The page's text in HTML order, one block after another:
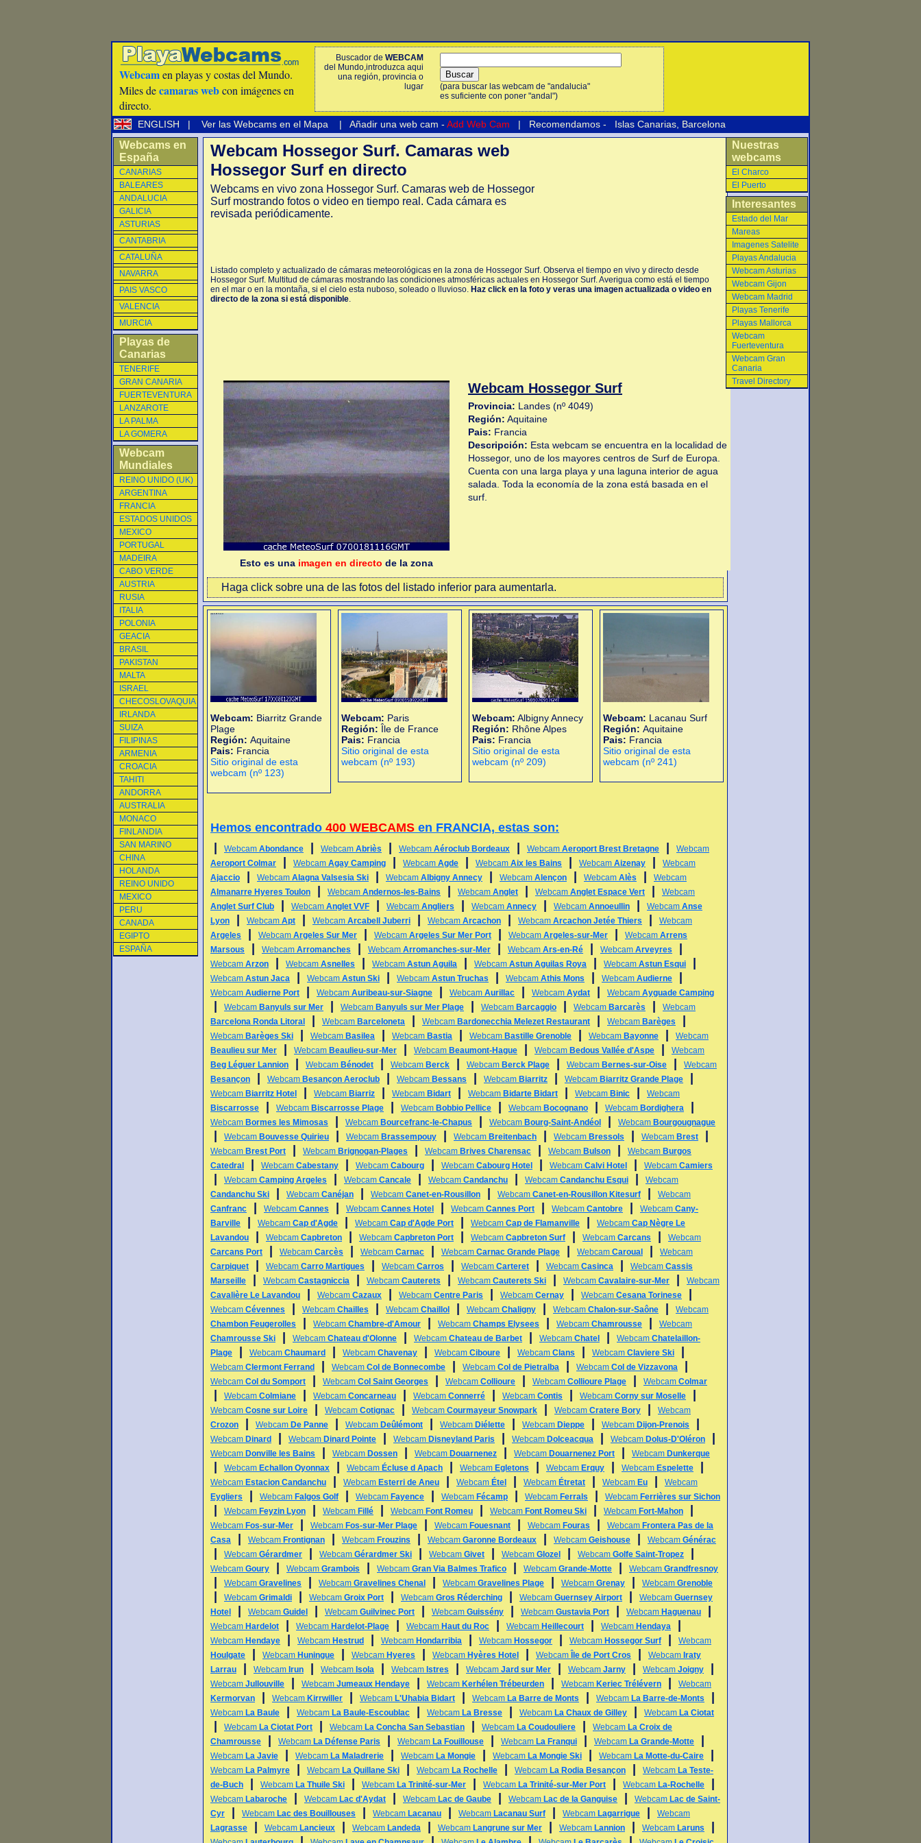
Webcamen playas y costas del Mundo.
Miles decamaras webcon imágenes en
directo.
Buscador de WEBCAM
del Mundo,introduzca aqui
una región, provincia o
lugar
(para buscar las webcam de "andalucia"
es suficiente con poner "andal")
ENGLISH | Ver las Webcams en el Mapa | Añadir una web cam - Add Web Cam | Recomendamos - Islas Canarias Barcelona
Webcams en
España
CANARIAS
BALEARES
ANDALUCIA
GALICIA
ASTURIAS
CANTABRIA
CATALUÑA
NAVARRA
PAIS VASCO
VALENCIA
MURCIA
Playas de
Canarias
TENERIFE
GRAN CANARIA
FUERTEVENTURA
LANZAROTE
LA PALMA
LA GOMERA
Webcam
Mundiales
REINO UNIDO (UK)
ARGENTINA
FRANCIA
ESTADOS UNIDOS
MEXICO
PORTUGAL
MADEIRA
CABO VERDE
AUSTRIA
RUSIA
ITALIA
POLONIA
GEACIA
BRASIL
PAKISTAN
MALTA
ISRAEL
CHECOSLOVAQUIA
IRLANDA
SUIZA
FILIPINAS
ARMENIA
CROACIA
TAHITI
ANDORRA
AUSTRALIA
MONACO
FINLANDIA
SAN MARINO
CHINA
HOLANDA
REINO UNIDO
MEXICO
PERU
CANADA
EGIPTO
ESPAÑA
Webcam Hossegor Surf. Camaras web
Hossegor Surf en directo
Webcams en vivo zona Hossegor Surf. Camaras web de Hossegor
Surf mostrando fotos o video en tiempo real. Cada cámara es
revisada periódicamente.
Listado completo y actualizado de cámaras meteorológicas en la zona de Hossegor Surf. Observa el tiempo en vivo y directo desde
Hossegor Surf. Multitud de cámaras mostrando las condiciones atmosféricas actuales en Hossegor Surf. Averigua como está el tiempo
en el mar o en la montaña, si el cielo esta nuboso, soleado o lluvioso. Haz click en la foto y veras una imagen actualizada o video en
directo de la zona si está disponible.
Esto es una imagen en directo de la zona
Webcam Hossegor Surf
Provincia: Landes (nº 4049)
Región: Aquitaine
Pais: Francia
Descripción: Esta webcam se encuentra en la localidad de
Hossegor, uno de los mayores centros de Surf de Europa.
Cuenta con una larga playa y una laguna interior de agua
salada. Toda la economía de la zona está basada en el
surf.
Haga click sobre una de las fotos del listado inferior para aumentarla.
Webcam: Biarritz Grande
Plage
Región: Aquitaine
Pais: Francia
Sitio original de esta
webcam (nº 123)
Webcam: Paris
Región: Île de France
Pais: Francia
Sitio original de esta
webcam (nº 193)
Webcam: Albigny Annecy
Región: Rhône Alpes
Pais: Francia
Sitio original de esta
webcam (nº 209)
Webcam: Lacanau Surf
Región: Aquitaine
Pais: Francia
Sitio original de esta
webcam (nº 241)
Hemos encontrado 400 WEBCAMS en FRANCIA, estas son:
Webcam Abondance Webcam Abriès Webcam Aéroclub Bordeaux Webcam Aeroport Brest Bretagne
Webcam
Aeroport Colmar
Webcam Agay Camping Webcam Agde Webcam Aix les Bains Webcam Aizenay
Webcam
Ajaccio
Webcam Alagna Valsesia Ski Webcam Albigny Annecy Webcam Alençon Webcam Alès
Webcam
Almanarre Hyeres Toulon
Webcam Andernos-les-Bains Webcam Anglet Webcam Anglet Espace Vert
Webcam
Anglet Surf Club
Webcam Anglet VVF Webcam Angliers Webcam Annecy Webcam Annoeullin Webcam Anse
Lyon
Webcam Apt Webcam Arcabell Juberri Webcam Arcachon Webcam Arcachon Jetée Thiers
Webcam
Argeles
Webcam Argeles Sur Mer Webcam Argeles Sur Mer Port Webcam Argeles-sur-Mer Webcam Arrens
Marsous
Webcam Arromanches Webcam Arromanches-sur-Mer Webcam Ars-en-Ré Webcam Arveyres
Webcam Arzon Webcam Asnelles Webcam Astun Aguila Webcam Astun Aguilas Roya Webcam Astun Esqui
Webcam Astun Jaca Webcam Astun Ski Webcam Astun Truchas Webcam Athis Mons Webcam Audierne
Webcam Audierne Port Webcam Auribeau-sur-Siagne Webcam Aurillac Webcam Aydat Webcam Ayguade Camping
Webcam Banyuls sur Mer Webcam Banyuls sur Mer Plage Webcam Barcaggio Webcam Barcarès
Webcam
Barcelona Ronda Litoral
Webcam Barceloneta Webcam Bardonecchia Melezet Restaurant Webcam Barèges
Webcam Barèges Ski Webcam Basilea Webcam Bastia Webcam Bastille Grenoble Webcam Bayonne
Webcam
Beaulieu sur Mer
Webcam Beaulieu-sur-Mer Webcam Beaumont-Hague Webcam Bedous Vallée d'Aspe
Webcam
Beg Léguer Lannion
Webcam Bénodet Webcam Berck Webcam Berck Plage Webcam Bernes-sur-Oise
Webcam
Besançon
Webcam Besançon Aeroclub Webcam Bessans Webcam Biarritz Webcam Biarritz Grande Plage
Webcam Biarritz Hotel Webcam Biarriz Webcam Bidart Webcam Bidarte Bidart Webcam Binic
Webcam
Biscarrosse
Webcam Biscarrosse Plage Webcam Bobbio Pellice Webcam Bocognano Webcam Bordighera
Webcam Bormes les Mimosas Webcam Bourcefranc-le-Chapus Webcam Bourg-Saint-Andéol Webcam Bourgougnague
Webcam Bouvesse Quirieu Webcam Brassempouy Webcam Breitenbach Webcam Bressols Webcam Brest
Webcam Brest Port Webcam Brignogan-Plages Webcam Brives Charensac Webcam Bulson Webcam Burgos
Catedral
Webcam Cabestany Webcam Cabourg Webcam Cabourg Hotel Webcam Calvi Hotel Webcam Camiers
Webcam Camping Argeles Webcam Cancale Webcam Candanchu Webcam Candanchu Esqui
Webcam
Candanchu Ski
Webcam Canéjan Webcam Canet-en-Rousillon Webcam Canet-en-Rousillon Kitesurf
Webcam
Canfranc
Webcam Cannes Webcam Cannes Hotel Webcam Cannes Port Webcam Cantobre Webcam Cany-
Barville
Webcam Cap d'Agde Webcam Cap d'Agde Port Webcam Cap de Flamanville Webcam Cap Nègre Le
Lavandou
Webcam Capbreton Webcam Capbreton Port Webcam Capbreton Surf Webcam Carcans
Webcam
Carcans Port
Webcam Carcès Webcam Carnac Webcam Carnac Grande Plage Webcam Caroual
Webcam
Carpiquet
Webcam Carro Martigues Webcam Carros Webcam Carteret Webcam Casinca Webcam Cassis
Marseille
Webcam Castagniccia Webcam Cauterets Webcam Cauterets Ski Webcam Cavalaire-sur-Mer
Webcam
Cavalière Le Lavandou
Webcam Cazaux Webcam Centre Paris Webcam Cernay Webcam Cesana Torinese
Webcam Cévennes Webcam Chailles Webcam Chaillol Webcam Chaligny Webcam Chalon-sur-Saône
Webcam
Chambon Feugerolles
Webcam Chambre-d'Amour Webcam Champs Elysees Webcam Chamrousse
Webcam
Chamrousse Ski
Webcam Chateau d'Olonne Webcam Chateau de Barbet Webcam Chatel Webcam Chatelaillon-
Plage
Webcam Chaumard Webcam Chavenay Webcam Ciboure Webcam Clans Webcam Claviere Ski
Webcam Clermont Ferrand Webcam Col de Bonnecombe Webcam Col de Pietralba Webcam Col de Vizzavona
Webcam Col du Somport Webcam Col Saint Georges Webcam Collioure Webcam Collioure Plage Webcam Colmar
Webcam Colmiane Webcam Concarneau Webcam Connerré Webcam Contis Webcam Corny sur Moselle
Webcam Cosne sur Loire Webcam Cotignac Webcam Courmayeur Snowpark Webcam Cratere Bory
Webcam
Crozon
Webcam De Panne Webcam Deûlémont Webcam Diélette Webcam Dieppe Webcam Dijon-Prenois
Webcam Dinard Webcam Dinard Pointe Webcam Disneyland Paris Webcam Dolceacqua Webcam Dolus-D'Oléron
Webcam Donville les Bains Webcam Dossen Webcam Douarnenez Webcam Douarnenez Port Webcam Dunkerque
Webcam Echallon Oyonnax Webcam Écluse d Apach Webcam Egletons Webcam Erquy Webcam Espelette
Webcam Estacion Candanchu Webcam Esterri de Aneu Webcam Étel Webcam Étretat Webcam Eu
Webcam
Eygliers
Webcam Falgos Golf Webcam Fayence Webcam Fécamp Webcam Ferrals Webcam Ferrières sur Sichon
Webcam Feyzin Lyon Webcam Fillé Webcam Font Romeu Webcam Font Romeu Ski Webcam Fort-Mahon
Webcam Fos-sur-Mer Webcam Fos-sur-Mer Plage Webcam Fouesnant Webcam Fouras Webcam Frontera Pas de la
Casa
Webcam Frontignan Webcam Frouzins Webcam Garonne Bordeaux Webcam Geishouse Webcam Générac
Webcam Gérardmer Webcam Gérardmer Ski Webcam Givet Webcam Glozel Webcam Golfe Saint-Tropez
Webcam Goury Webcam Grambois Webcam Gran Via Balmes Trafico Webcam Grande-Motte Webcam Grandfresnoy
Webcam Gravelines Webcam Gravelines Chenal Webcam Gravelines Plage Webcam Grenay Webcam Grenoble
Webcam Grimaldi Webcam Groix Port Webcam Gros Réderching Webcam Guernsey Airport Webcam Guernsey
Hotel
Webcam Guidel Webcam Guilvinec Port Webcam Guissény Webcam Gustavia Port Webcam Haguenau
Webcam Hardelot Webcam Hardelot-Plage Webcam Haut du Roc Webcam Heillecourt Webcam Hendaya
Webcam Hendaye Webcam Hestrud Webcam Hondarribia Webcam Hossegor Webcam Hossegor Surf
Webcam
Houlgate
Webcam Huningue Webcam Hyeres Webcam Hyères Hotel Webcam Île de Port Cros Webcam Iraty
Larrau
Webcam Irun Webcam Isola Webcam Istres Webcam Jard sur Mer Webcam Jarny Webcam Joigny
Webcam Jullouville Webcam Jumeaux Hendaye Webcam Kerhélen Trébeurden Webcam Keriec Trélévern
Webcam
Kermorvan
Webcam Kirrwiller Webcam L'Uhabia Bidart Webcam La Barre de Monts Webcam La Barre-de-Monts
Webcam La Baule Webcam La Baule-Escoublac Webcam La Bresse Webcam La Chaux de Gilley Webcam La Ciotat
Webcam La Ciotat Port Webcam La Concha San Sebastian Webcam La Coudouliere Webcam La Croix de
Chamrousse
Webcam La Défense Paris Webcam La Fouillouse Webcam La Franqui Webcam La Grande-Motte
Webcam La Javie Webcam La Maladrerie Webcam La Mongie Webcam La Mongie Ski Webcam La Motte-du-Caire
Webcam La Palmyre Webcam La Quillane Ski Webcam La Rochelle Webcam La Rodia Besançon Webcam La Teste-
de-Buch
Webcam La Thuile Ski Webcam La Trinité-sur-Mer Webcam La Trinité-sur-Mer Port Webcam La-Rochelle
Webcam Labaroche Webcam Lac d'Aydat Webcam Lac de Gaube Webcam Lac de la Ganguise Webcam Lac de Saint-
Cyr
Webcam Lac des Bouillouses Webcam Lacanau Webcam Lacanau Surf Webcam Lagarrigue
Webcam
Lagrasse
Webcam Lancieux Webcam Landeda Webcam Langrune sur Mer Webcam Lannion Webcam Laruns
Nuestras
webcams
El Charco
El Puerto
Interesantes
Estado del Mar
Mareas
Imagenes Satelite
Playas Andalucia
Webcam Asturias
Webcam Gijon
Webcam Madrid
Playas Tenerife
Playas Mallorca
Webcam
Fuerteventura
Webcam Gran
Canaria
Travel Directory